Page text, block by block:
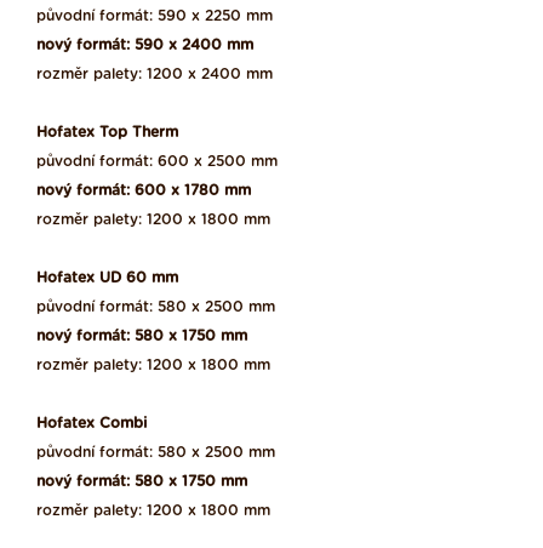
původní formát: 590 x 2250 mm
nový formát: 590 x 2400 mm
rozměr palety: 1200 x 2400 mm
Hofatex Top Therm
původní formát: 600 x 2500 mm
nový formát: 600 x 1780 mm
rozměr palety: 1200 x 1800 mm
Hofatex UD 60 mm
původní formát: 580 x 2500 mm
nový formát: 580 x 1750 mm
rozměr palety: 1200 x 1800 mm
Hofatex Combi
původní formát: 580 x 2500 mm
nový formát: 580 x 1750 mm
rozměr palety: 1200 x 1800 mm